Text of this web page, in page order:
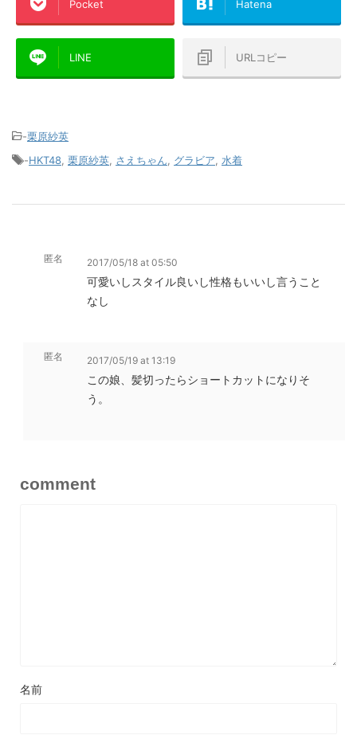
Pocket Hatena
LINE URLコピー
-栗原紗英
-HKT48 栗原紗英 さえちゃん グラビア 水着
匿名 2017/05/18 at 05:50
可愛いしスタイル良いし性格もいいし言うこと
なし
匿名 2017/05/19 at 13:19
この娘、髪切ったらショートカットになりそ
う。
comment
名前